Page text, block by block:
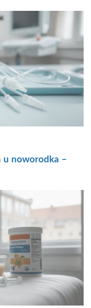
u noworodka –